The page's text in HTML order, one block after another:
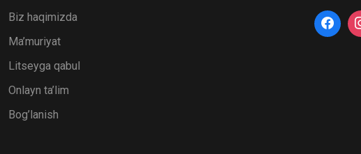
Biz haqimizda
Ma’muriyat
Litseyga qabul
Onlayn ta’lim
Bog’lanish